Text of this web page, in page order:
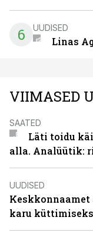
6 UUDISED
Linas
VIIMASED
SAATED
Läti toidu
alla. Analüütik:
UUDISED
karu küttimiseks